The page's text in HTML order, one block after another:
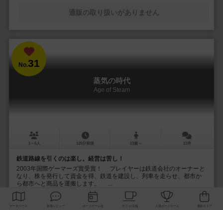
通販の取り扱いがありません
No.31
蒸気の時代
Age of Steam
1～6人 120分前後 13歳～ 11件
鉄道路線を引くのは楽し。経営は苦し！
2003年国際ゲーマーズ賞受賞！ プレイヤーは鉄道会社のオーナーと
なり、株を発行して資金を得、鉄道を建設し、列車を走らせ、都市か
ら都市へと商品を運搬します。 ...
544 153